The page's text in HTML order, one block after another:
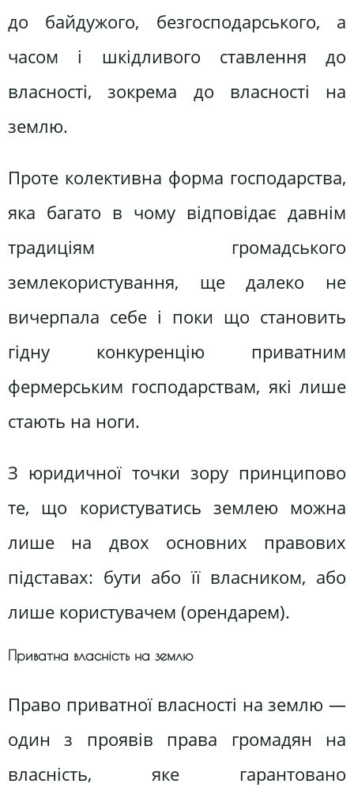
до байдужого, безгосподарського, а
часом і шкідливого ставлення до
власності, зокрема до власності на
землю.
Проте колективна форма господарства,
яка багато в чому відповідає давнім
традиціям громадського
землекористування, ще далеко не
вичерпала себе і поки що становить
гідну конкуренцію приватним
фермерським господарствам, які лише
стають на ноги.
З юридичної точки зору принципово
те, що користуватись землею можна
лише на двох основних правових
підставах: бути або її власником, або
лише користувачем (орендарем).
Приватна власність на землю
Право приватної власності на землю —
один з проявів права громадян на
власність, яке гарантовано